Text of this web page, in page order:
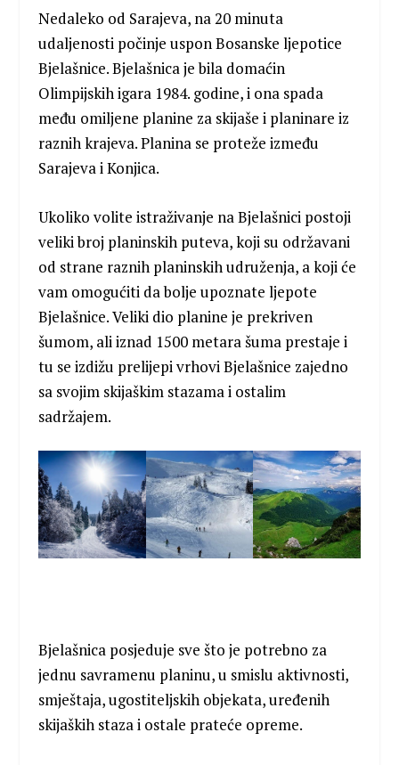
Nedaleko od Sarajeva, na 20 minuta
udaljenosti počinje uspon Bosanske ljepotice
Bjelašnice. Bjelašnica je bila domaćin
Olimpijskih igara 1984. godine, i ona spada
među omiljene planine za skijaše i planinare iz
raznih krajeva. Planina se proteže između
Sarajeva i Konjica.
Ukoliko volite istraživanje na Bjelašnici postoji
veliki broj planinskih puteva, koji su održavani
od strane raznih planinskih udruženja, a koji će
vam omogućiti da bolje upoznate ljepote
Bjelašnice. Veliki dio planine je prekriven
šumom, ali iznad 1500 metara šuma prestaje i
tu se izdižu prelijepi vrhovi Bjelašnice zajedno
sa svojim skijaškim stazama i ostalim
sadržajem.
Bjelašnica posjeduje sve što je potrebno za
jednu savramenu planinu, u smislu aktivnosti,
smještaja, ugostiteljskih objekata, uređenih
skijaških staza i ostale prateće opreme.